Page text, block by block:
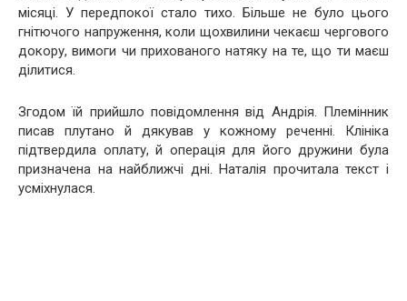
місяці. У передпокої стало тихо. Більше не було цього
гнітючого напруження, коли щохвилини чекаєш чергового
докору, вимоги чи прихованого натяку на те, що ти маєш
ділитися.
Згодом їй прийшло повідомлення від Андрія. Племінник
писав плутано й дякував у кожному реченні. Клініка
підтвердила оплату, й операція для його дружини була
призначена на найближчі дні. Наталія прочитала текст і
усміхнулася.